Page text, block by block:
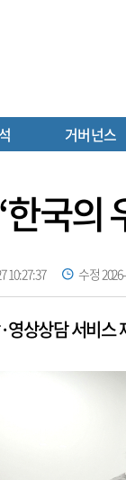
거버넌스
국의
10:27:37 수정
영상상담 서비스